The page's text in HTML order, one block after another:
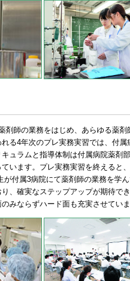
剤師の業務をはじめ、あらゆる薬
る4年次のプレ実務実習では、付属
ュラムと指導体制は付属病院薬剤
います。プレ実務実習を終えると
付属3病院にて薬剤師の業務を学
、確実なステップアップが期待で
みならずハード面も充実させていま